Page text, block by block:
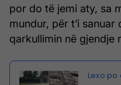
por do të jemi aty, sa
mundur, për t’i
qarkullimin në gjendje